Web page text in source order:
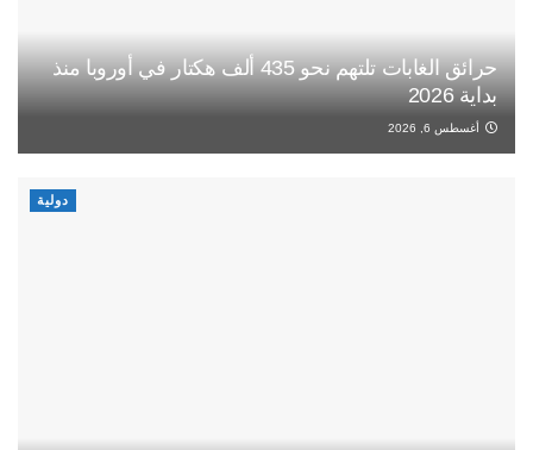
حرائق الغابات تلتهم نحو 435 ألف هكتار في أوروبا منذ
بداية 2026
أغسطس 6, 2026
دولية